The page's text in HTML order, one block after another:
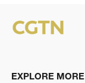
EXPLORE MORE